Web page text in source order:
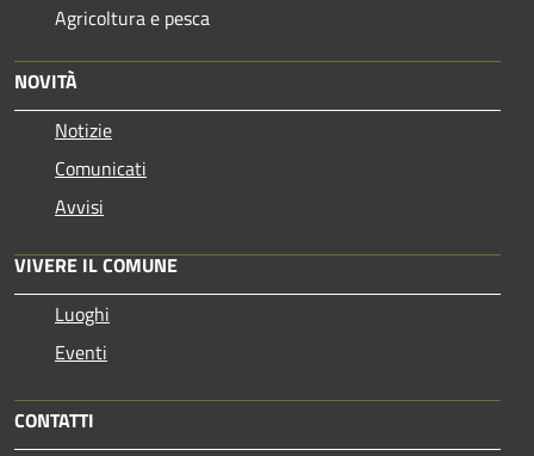
Agricoltura e pesca
NOVITÀ
Notizie
Comunicati
Avvisi
VIVERE IL COMUNE
Luoghi
Eventi
CONTATTI